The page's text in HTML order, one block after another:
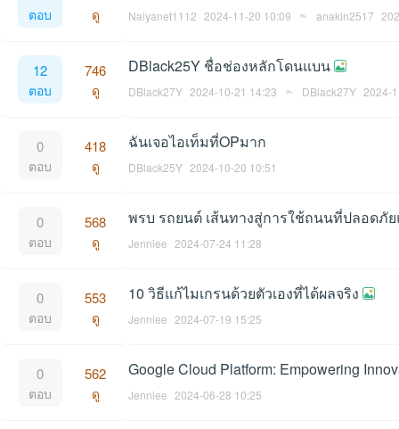
ตอบ ดู Naiyanet1112 2024-11-20 10:09 anakin2517
12
ตอบ
746
ดู
DBlack25Y ชื่อช่องหลักโดนแบน
DBlack27Y 2024-10-21 14:23 DBlack27Y 2024-
0
ตอบ
418
ดู
ฉันเจอไอเท็มที่OPมาก
DBlack25Y 2024-10-20 10:51
0
ตอบ
568
ดู
พรบ รถยนต์ เส้นทางสู่การใช้ถนนที่ปลอดภัย
Jenniee 2024-07-24 11:28
0
ตอบ
553
ดู
10 วิธีแก้ไมเกรนด้วยตัวเองที่ได้ผลจริง
Jenniee 2024-07-19 15:25
0
ตอบ
562
ดู
Google Cloud Platform: Empowering
Jenniee 2024-06-28 10:25